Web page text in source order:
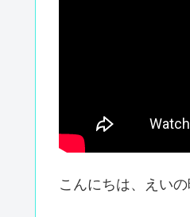
こんにちは、えい